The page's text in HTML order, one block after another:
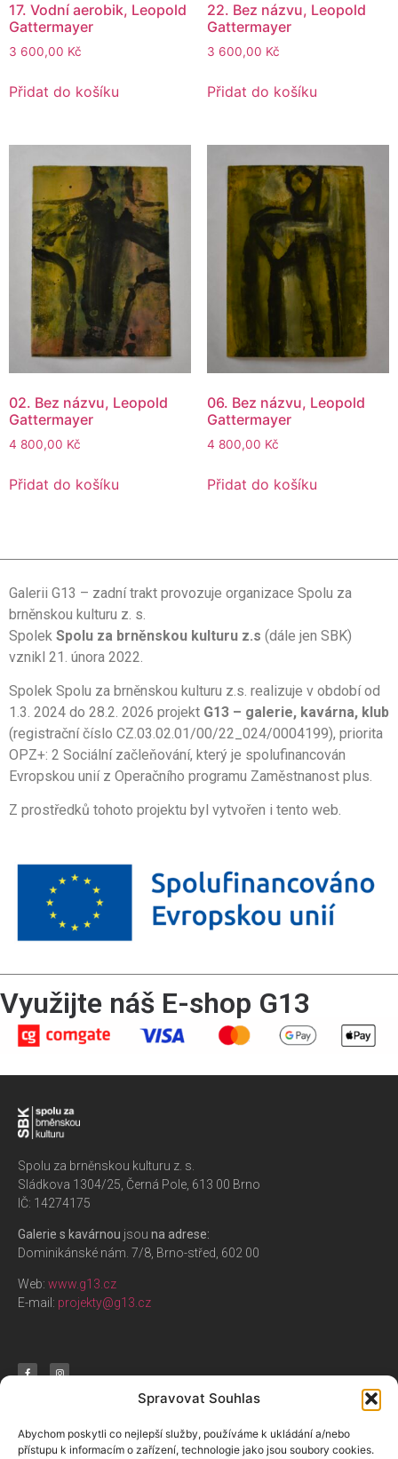
Spravovat Souhlas
Abychom poskytli co nejlepší služby, používáme k ukládání a/nebo
přístupu k informacím o zařízení, technologie jako jsou soubory cookies.
17. Vodní aerobik, Leopold
Gattermayer
3 600,00 Kč
Přidat do košíku
22. Bez názvu, Leopold
Gattermayer
3 600,00 Kč
Přidat do košíku
02. Bez názvu, Leopold
Gattermayer
4 800,00 Kč
Přidat do košíku
06. Bez názvu, Leopold
Gattermayer
4 800,00 Kč
Přidat do košíku
Galerii G13 – zadní trakt provozuje organizace Spolu za
brněnskou kulturu z. s.
Spolek Spolu za brněnskou kulturu z.s (dále jen SBK)
vznikl 21. února 2022.
Spolek Spolu za brněnskou kulturu z.s. realizuje v období od
1.3. 2024 do 28.2. 2026 projekt G13 – galerie, kavárna, klub
(registrační číslo CZ.03.02.01/00/22_024/0004199), priorita
OPZ+: 2 Sociální začleňování, který je spolufinancován
Evropskou unií z Operačního programu Zaměstnanost plus.
Z prostředků tohoto projektu byl vytvořen i tento web.
Využijte náš E-shop G13
Spolu za brněnskou kulturu z. s.
Sládkova 1304/25, Černá Pole, 613 00 Brno
IČ: 14274175
Galerie s kavárnou jsou na adrese:
Dominikánské nám. 7/8, Brno-střed, 602 00
Web: www.g13.cz
E-mail: projekty@g13.cz
Nabízíme Aktivity O nás